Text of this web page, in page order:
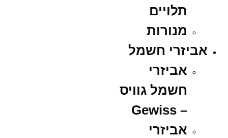
תלויים
מנורות
אביזרי חשמל
אביזרי
חשמל גוויס
– Gewiss
אביזרי